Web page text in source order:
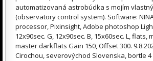
automatizovaná astrobúdka s mojím
(observatory control system). Software:
processor, Pixinsight, Adobe photoshop
12x90sec. G, 12x90sec. B, 15x60sec. L, flats,
master darkflats Gain 150, Offset 300.
Cirochou, severovýchod Slovenska, bortle 4